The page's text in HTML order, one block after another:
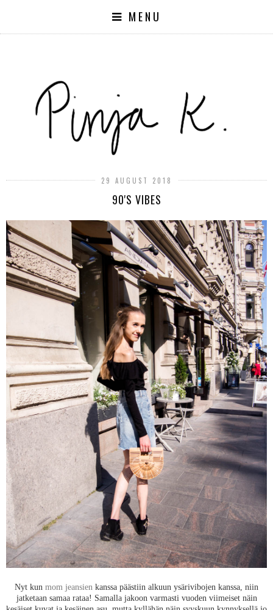
MENU
29 AUGUST 2018
90'S VIBES
Nyt kun mom jeansien kanssa päästiin alkuun ysärivibojen kanssa, niin
jatketaan samaa rataa! Samalla jakoon varmasti vuoden viimeiset näin